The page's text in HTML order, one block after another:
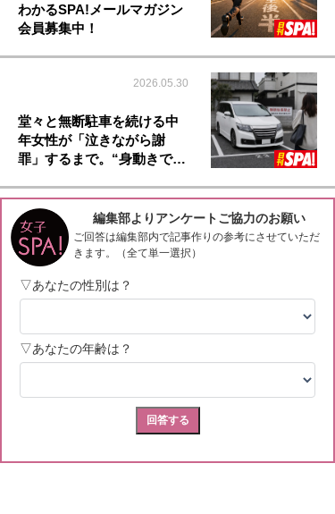
わかるSPA!メールマガジン
会員募集中！
2026.05.30
堂々と無断駐車を続ける中
年女性が「泣きながら謝
罪」するまで。“身動きで…